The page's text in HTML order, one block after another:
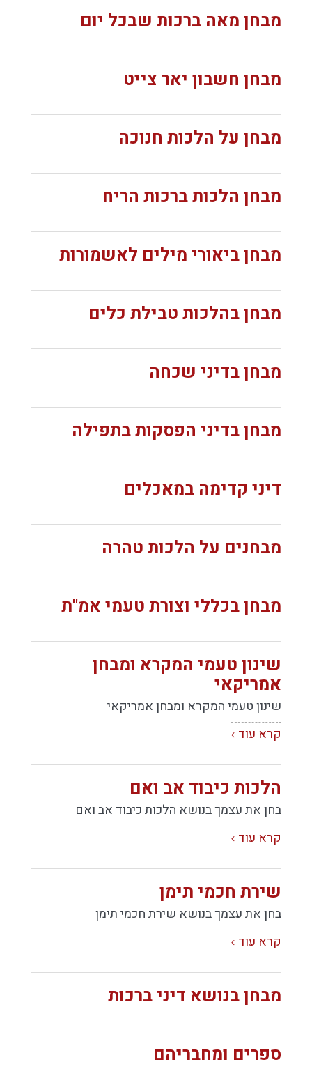
מבחן מאה ברכות שבכל יום
מבחן חשבון יאר צייט
מבחן על הלכות חנוכה
מבחן הלכות ברכות הריח
מבחן ביאורי מילים לאשמורות
מבחן בהלכות טבילת כלים
מבחן בדיני שכחה
מבחן בדיני הפסקות בתפילה
דיני קדימה במאכלים
מבחנים על הלכות טהרה
מבחן בכללי וצורת טעמי אמ"ת
שינון טעמי המקרא ומבחן
אמריקאי
שינון טעמי המקרא ומבחן אמריקאי
קרא עוד
הלכות כיבוד אב ואם
בחן את עצמך בנושא הלכות כיבוד אב ואם
קרא עוד
שירת חכמי תימן
בחן את עצמך בנושא שירת חכמי תימן
קרא עוד
מבחן בנושא דיני ברכות
ספרים ומחבריהם